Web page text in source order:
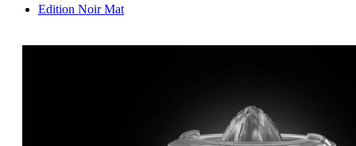
Edition Noir Mat